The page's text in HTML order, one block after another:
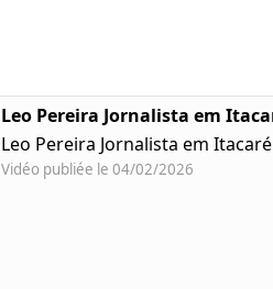
Leo Pereira Jornalista em
Leo Pereira Jornalista em
Vidéo publiée le 04/02/2026